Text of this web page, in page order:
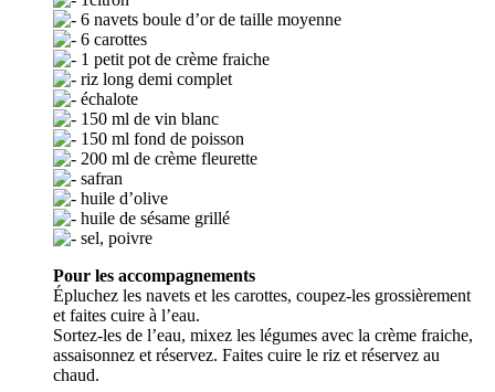
6 navets boule d’or de taille moyenne
6 carottes
1 petit pot de crème fraiche
riz long demi complet
échalote
150 ml de vin blanc
150 ml fond de poisson
200 ml de crème fleurette
safran
huile d’olive
huile de sésame grillé
sel, poivre
Pour les accompagnements
Épluchez les navets et les carottes, coupez-les grossièrement
et faites cuire à l’eau.
Sortez-les de l’eau, mixez les légumes avec la crème fraiche,
assaisonnez et réservez. Faites cuire le riz et réservez au
chaud.